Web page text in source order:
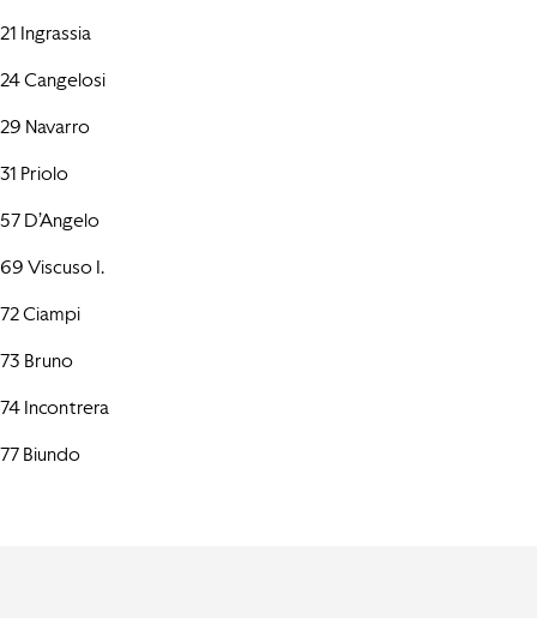
21 Ingrassia
24 Cangelosi
29 Navarro
31 Priolo
57 D’Angelo
69 Viscuso I.
72 Ciampi
73 Bruno
74 Incontrera
77 Biundo